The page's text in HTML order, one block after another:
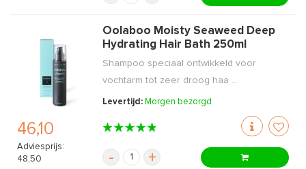
46,10
Adviesprijs:
48,50
Oolaboo Moisty Seaweed Deep
Hydrating Hair Bath 250ml
Shampoo speciaal ontwikkeld voor
vochtarm tot zeer droog haa ...
Levertijd: Morgen bezorgd
- +